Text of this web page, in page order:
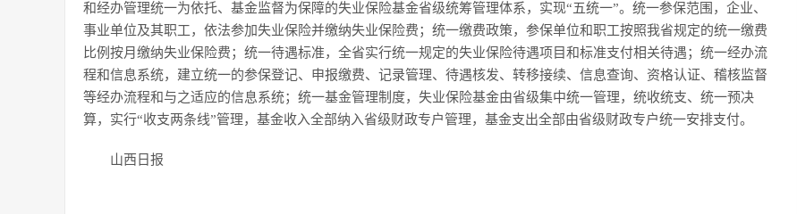
和经办管理统一为依托、基金监督为保障的失业保险基金省级统筹管理体系，实现“五统一”。统一参保范围，企业、
事业单位及其职工，依法参加失业保险并缴纳失业保险费；统一缴费政策，参保单位和职工按照我省规定的统一缴费
比例按月缴纳失业保险费；统一待遇标准，全省实行统一规定的失业保险待遇项目和标准支付相关待遇；统一经办流
程和信息系统，建立统一的参保登记、申报缴费、记录管理、待遇核发、转移接续、信息查询、资格认证、稽核监督
等经办流程和与之适应的信息系统；统一基金管理制度，失业保险基金由省级集中统一管理，统收统支、统一预决
算，实行“收支两条线”管理，基金收入全部纳入省级财政专户管理，基金支出全部由省级财政专户统一安排支付。
山西日报